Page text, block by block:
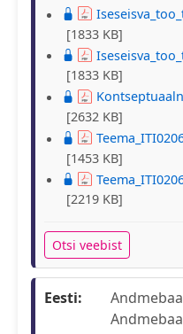
[1833 KB]
[1833 KB]
[2632 KB]
[1453 KB]
[2219 KB]
Otsi veebist
Eesti: